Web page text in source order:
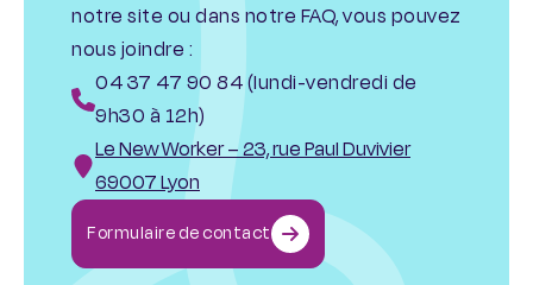
notre site ou dans notre FAQ, vous pouvez
nous joindre :
04 37 47 90 84 (lundi-vendredi de
9h30 à 12h)
Le New Worker – 23, rue Paul Duvivier
69007 Lyon
Formulaire de contact